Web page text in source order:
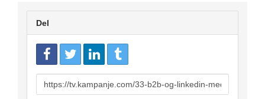
Del
URL
to